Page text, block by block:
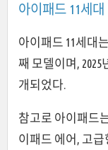
아이패드 11세대
아이패드 11세대
째 모델이며, 2025
개되었다.
참고로 아이패드
이패드 에어, 고